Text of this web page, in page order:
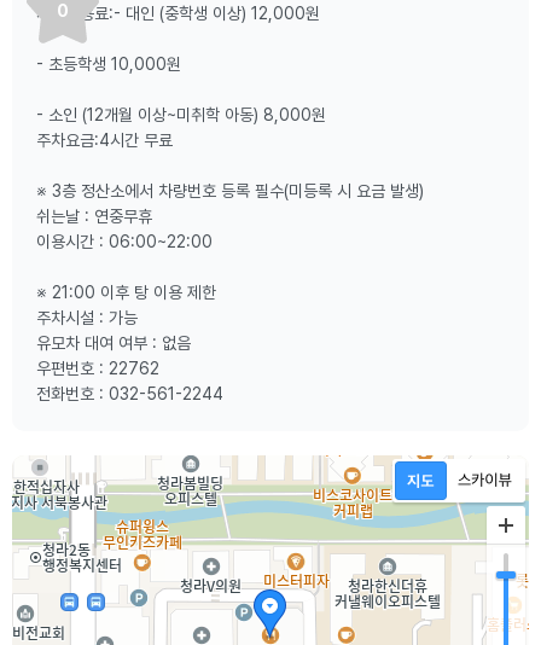
0
시설이용료:- 대인 (중학생 이상) 12,000원
- 초등학생 10,000원
- 소인 (12개월 이상~미취학 아동) 8,000원
주차요금:4시간 무료
※ 3층 정산소에서 차량번호 등록 필수(미등록 시 요금 발생)
쉬는날 : 연중무휴
이용시간 : 06:00~22:00
※ 21:00 이후 탕 이용 제한
주차시설 : 가능
유모차 대여 여부 : 없음
우편번호 : 22762
전화번호 : 032-561-2244